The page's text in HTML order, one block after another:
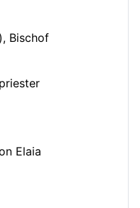
Bischof
Elaia